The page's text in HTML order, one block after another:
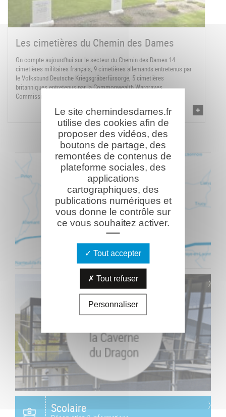
Les cimetières du Chemin des Dames
On compte aujourd'hui sur le secteur du Chemin des Dames 14
cimetières militaires français, 9 cimetières allemands entretenus par
le Volksbund Deutsche Kriegsgräberfürsorge, 5 cimetières
britanniques entretenus par la Commonwealth Wargraves
Commission, un cimetière américain entretenu par l'American ...
Scolaire
Le site chemindesdames.fr
utilise des cookies afin de
proposer des vidéos, des
boutons de partage, des
remontées de contenus de
plateforme sociales, des
applications
cartographiques, des
publications numériques et
vous donne le contrôle sur
ce vous souhaitez activer.
Tout accepter
Tout refuser
Personnaliser